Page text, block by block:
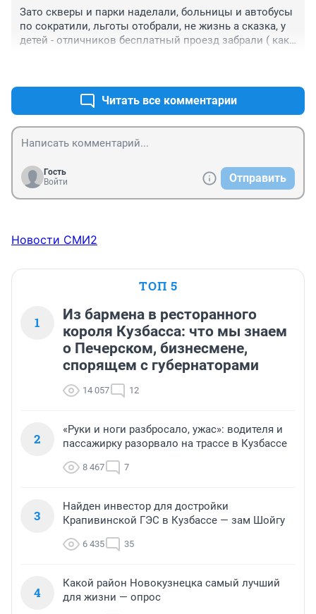
Зато скверы и парки наделали, больницы и автобусы
по сократили, льготы отобрали, не жизнь а сказка, у
детей - отличников бесплатный проезд забрали ( как
Читать все комментарии
Гость
Войти
Отправить
Новости СМИ2
ТОП 5
1
Из бармена в ресторанного
короля Кузбасса: что мы знаем
о Печерском, бизнесмене,
спорящем с губернаторами
14 057 12
2
«Руки и ноги разбросало, ужас»: водителя и
пассажирку разорвало на трассе в Кузбассе
8 467 7
3
Найден инвестор для достройки
Крапивинской ГЭС в Кузбассе — зам Шойгу
6 435 35
4
Какой район Новокузнецка самый лучший
для жизни — опрос